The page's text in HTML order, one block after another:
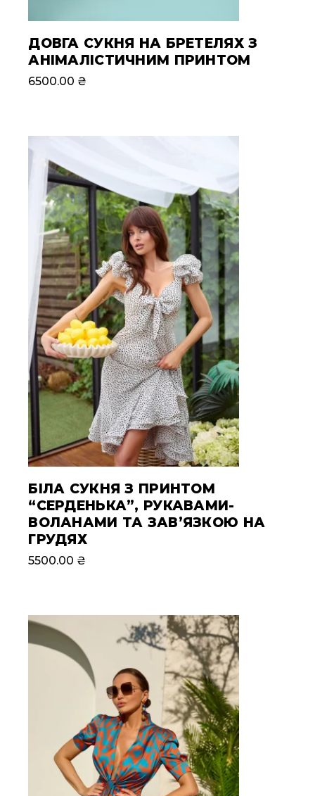
ДОВГА СУКНЯ НА БРЕТЕЛЯХ З
АНІМАЛІСТИЧНИМ ПРИНТОМ
6500.00 ₴
БІЛА СУКНЯ З ПРИНТОМ
“СЕРДЕНЬКА”, РУКАВАМИ-
ВОЛАНАМИ ТА ЗАВ’ЯЗКОЮ НА
ГРУДЯХ
5500.00 ₴